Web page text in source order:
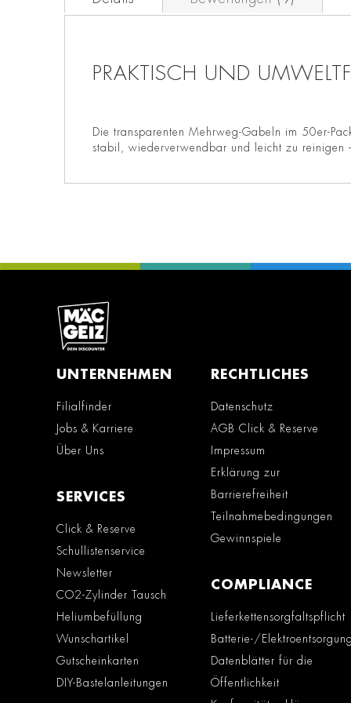
PRAKTISCH UND
Die transparenten Mehrweg-Gabeln im 50er-
stabil, wiederverwendbar und leicht zu reinigen
UNTERNEHMEN
Filialfinder
Jobs & Karriere
Über Uns
SERVICES
Click & Reserve
Schullistenservice
Newsletter
CO2-Zylinder Tausch
Heliumbefüllung
Wunschartikel
Gutscheinkarten
DIY-Bastelanleitungen
RECHTLICHES
Datenschutz
AGB Click & Reserve
Impressum
Erklärung zur
Barrierefreiheit
Teilnahmebedingungen
Gewinnspiele
COMPLIANCE
Lieferkettensorgfaltspflicht
Batterie-/Elektroentsorgung
Datenblätter für die
Öffentlichkeit